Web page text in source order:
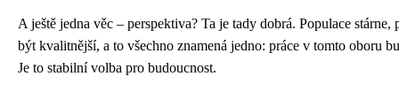
A ještě jedna věc – perspektiva? Ta je tady dobrá. Populace stárne,
být kvalitnější, a to všechno znamená jedno: práce v tomto oboru
Je to stabilní volba pro budoucnost.